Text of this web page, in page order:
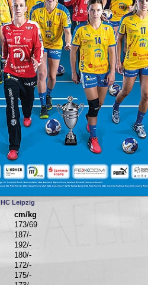
HC Leipzig
cm/kg
173/69
187/-
192/-
180/-
172/-
175/-